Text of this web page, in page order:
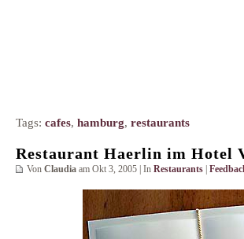
Tags: cafes, hamburg, restaurants
Restaurant Haerlin im Hotel
Von Claudia am Okt 3, 2005 | In Restaurants |